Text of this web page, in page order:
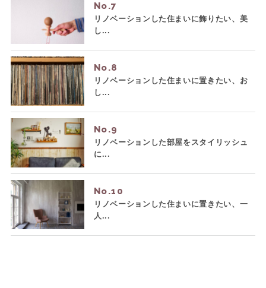
No.
リノベーションした住まいに飾りたい、美
し...
No.
リノベーションした住まいに置きたい、お
し...
No.
リノベーションした部屋をスタイリッシュ
に...
No.
リノベーションした住まいに置きたい、一
人...